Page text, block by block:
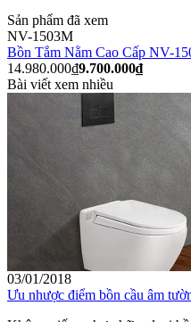
Sản phẩm đã xem
NV-1503M
Bồn Tắm Nằm Cao Cấp NV-
14.980.000₫9.700.000₫
Bài viết xem nhiều
03/01/2018
Ưu nhược điểm bồn cầu âm